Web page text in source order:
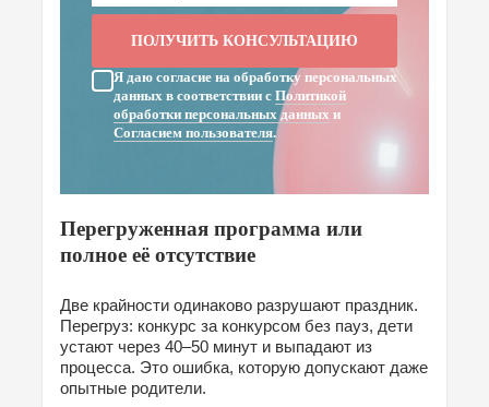
Я даю согласие на обработку персональных
данных в соответствии с Политикой
обработки персональных данных и
Согласием пользователя.
Перегруженная программа или
полное её отсутствие
Две крайности одинаково разрушают праздник.
Перегруз: конкурс за конкурсом без пауз, дети
устают через 40–50 минут и выпадают из
процесса. Это ошибка, которую допускают даже
опытные родители.